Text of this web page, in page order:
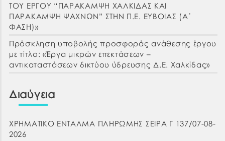
ΤΟΥ ΕΡΓΟΥ “ΠΑΡΑΚΑΜΨΗ ΧΑΛΚΙΔΑΣ ΚΑΙ
ΠΑΡΑΚΑΜΨΗ ΨΑΧΝΩΝ” ΣΤΗΝ Π.Ε. ΕΥΒΟΙΑΣ (Α΄
ΦΑΣΗ)»
Πρόσκληση υποβολής προσφοράς ανάθεσης έργου
με τίτλο: «Έργα μικρών επεκτάσεων –
αντικαταστάσεων δικτύου ύδρευσης Δ.Ε. Χαλκίδας»
Διαύγεια
ΧΡΗΜΑΤΙΚΟ ΕΝΤΑΛΜΑ ΠΛΗΡΩΜΗΣ ΣΕΙΡΑ Γ 137/07-08-
2026